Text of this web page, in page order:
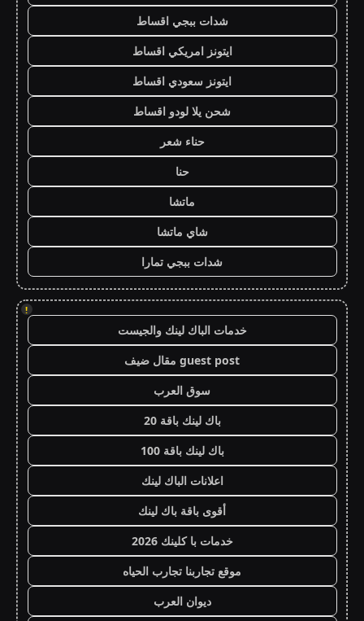
شدات ببجي اقساط
ايتونز امريكي اقساط
ايتونز سعودي اقساط
شحن يلا لودو اقساط
حناء شعر
حنا
ماتشا
شاي ماتشا
شدات ببجي تمارا
!
خدمات الباك لينك والجيست
guest post مقال ضيف
سوق العرب
باك لينك باقة 20
باك لينك باقة 100
اعلانات الباك لينك
أقوى باقة باك لينك
خدمات با كلينك 2026
موقع تجاربنا تجارب الحياه
ديوان العرب